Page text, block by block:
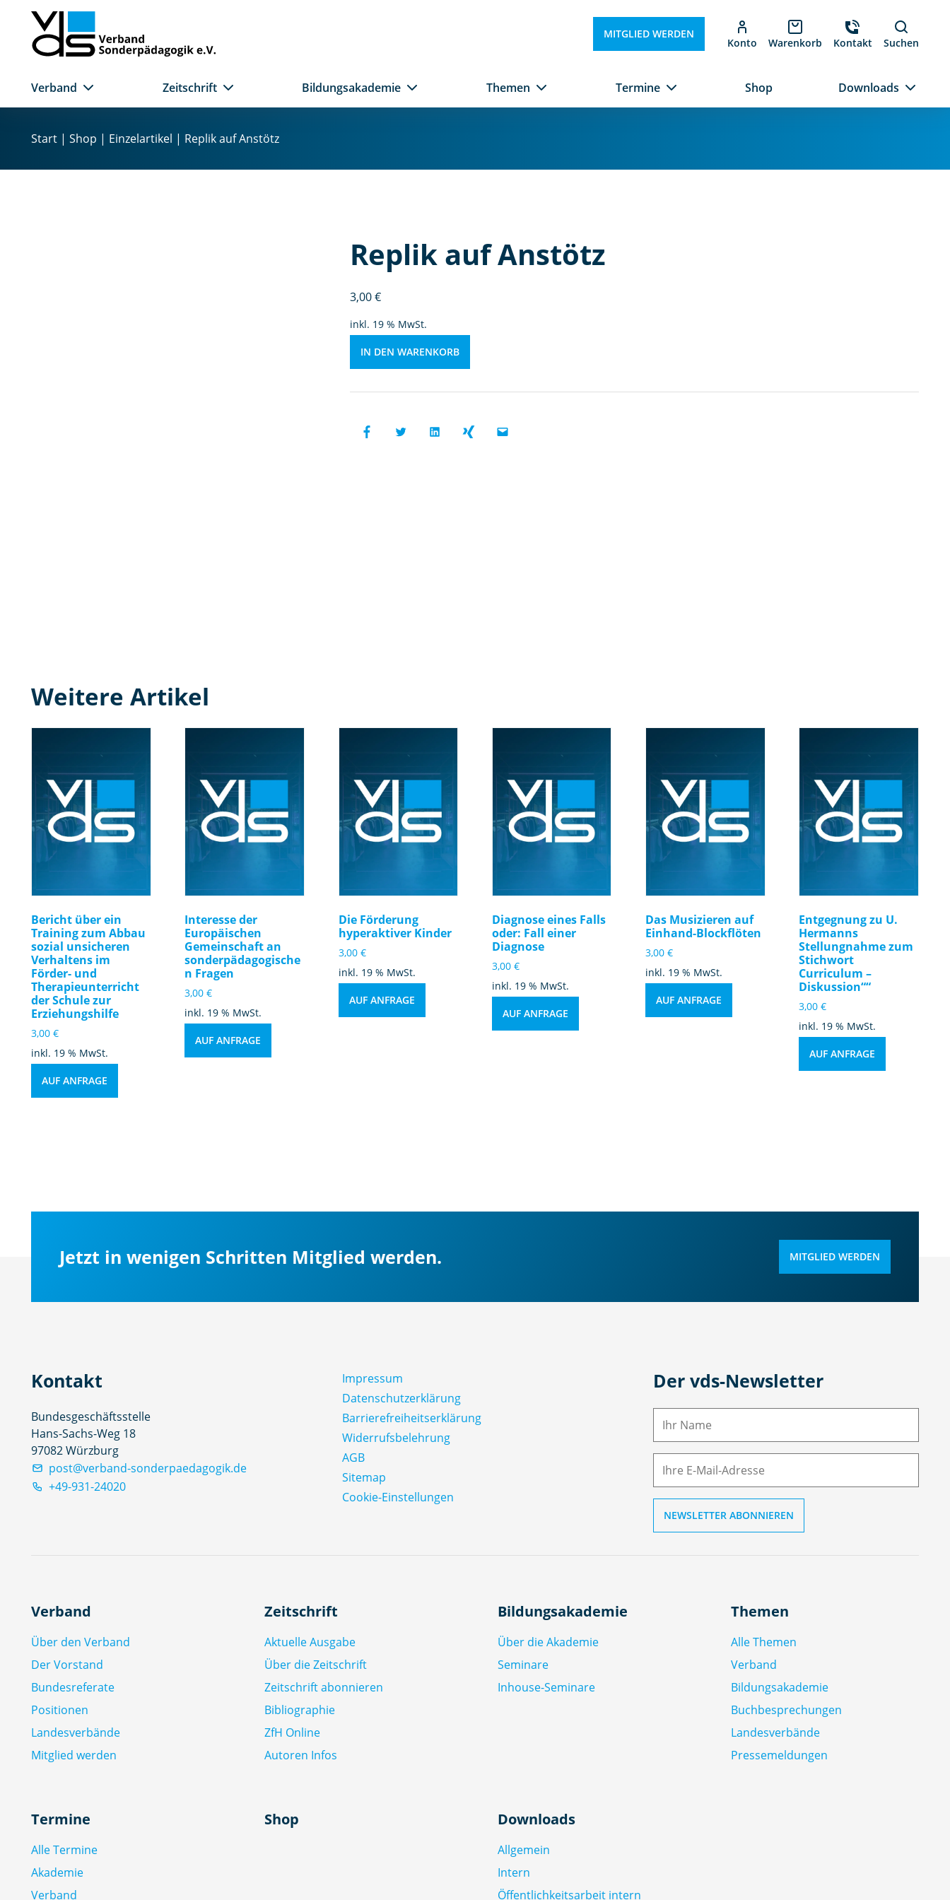
I
MITGLIED WERDEN
Konto Warenkorb Kontakt Suchen
Verband Zeitschrift Bildungsakademie Themen Termine Shop Downloads
Start | Shop | Einzelartikel | Replik auf Anstötz
Replik auf Anstötz
3,00€
inkl. 19 % MwSt.
ik
a
f
A
n
ö
IN DEN WARENKORB
Weitere Artikel
Bericht über ein
Training zum Abbau
sozial unsicheren
Verhaltens im
Förder- und
Therapieunterricht
der Schule zur
Erziehungshilfe
3,00 €
inkl. 19 % MwSt.
AUF ANFRAGE
Interesse der
Europäischen
Gemeinschaft an
sonderpädagogische
n Fragen
3,00€
inkl. 19 % MwSt.
AUF ANFRAGE
Die Förderung
hyperaktiver Kinder
3,00 €
inkl. 19 % MwSt.
AUF ANFRAGE
Diagnose eines Falls
oder: Fall einer
Diagnose
3,00 €
inkl. 19 % MwSt.
AUF ANFRAGE
Das Musizieren auf
Einhand-Blockflöten
3,00€
inkl. 19 % MwSt.
AUF ANFRAGE
Entgegnung zu U.
Hermanns
Stellungnahme zum
Stichwort
Curriculum –
Diskussion““
3,00€
inkl. 19 % MwSt.
AUF ANFRAGE
Jetzt in wenigen Schritten Mitglied werden. MITGLIED WERDEN
Kontakt
Bundesgeschäftsstelle
Hans-Sachs-Weg 18
97082 Würzburg
post@verband-sonderpaedagogik.de
+49-931-24020
Impressum
Datenschutz­erklärung
Barrierefreiheitserklärung
Widerrufsbelehrung
AGB
Sitemap
Cookie-Einstellungen
Der vds-Newsletter
N
M
Verband
Über den Verband
Der Vorstand
Bundesreferate
Positionen
Landesverbände
Mitglied werden
Zeitschrift
Aktuelle Ausgabe
Über die Zeitschrift
Zeitschrift abonnieren
Bibliographie
ZfH Online
Autoren Infos
Bildungsakademie
Über die Akademie
Seminare
Inhouse-Seminare
Themen
Alle Themen
Verband
Bildungsakademie
Buchbesprechungen
Landesverbände
Pressemeldungen
Termine
Alle Termine
Akademie
Verband
Shop Downloads
Allgemein
Intern
Öffentlichkeitsarbeit intern